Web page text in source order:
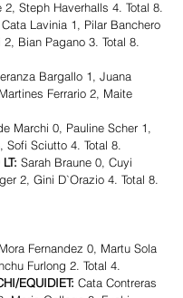
2, Steph Haverhalls 4. Total 8.
Cata Lavinia 1, Pilar Banchero
Bian Pagano 3. Total 8.
Bargallo 1, Juana
Ferrario 2, Maite
Marchi 0, Pauline Scher 1,
Sofi Sciutto 4. Total 8.
Sarah Braune 0, Cuyi
2, Gini D`Orazio 4. Total 8.
Mora Fernandez 0, Martu Sola
Furlong 2. Total 4.
EQUIDIET: Cata Contreras